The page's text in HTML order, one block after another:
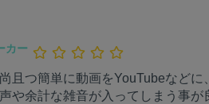
カー
且つ簡単に動画をYouTubeなど
や余計な雑音が入ってしまう事が